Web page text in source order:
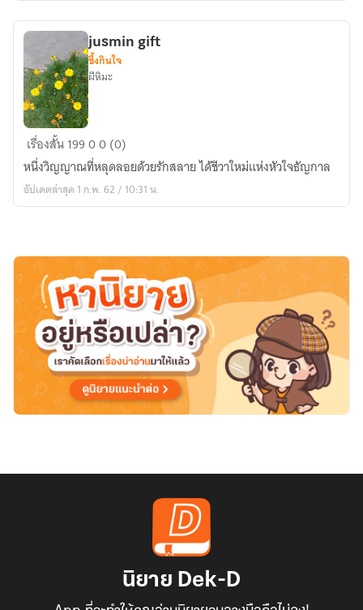
ตั้ง
อะไร
ไป
!
มา
อ่าน
ตอน
นี้
อาย
jusmin
gift
jusmin gift
ซึ้งกินใจ
ผีหิมะ
เรื่องสั้น19900 (0)
หนึ่งวิญญาณที่หลุดลอยด้วยรักสลาย ได้ชีวาใหม่แห่งหัวใจธัญกาล
อัปเดตล่าสุด 1 ก.พ. 62 / 10:31 น.
นิยาย Dek-D